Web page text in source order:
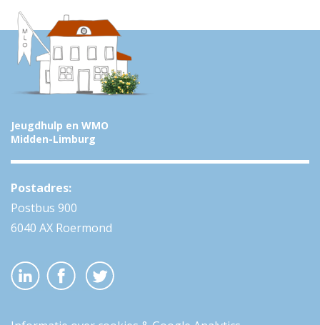
Jeugdhulp en WMO
Midden-Limburg
Postadres:
Postbus 900
6040 AX Roermond